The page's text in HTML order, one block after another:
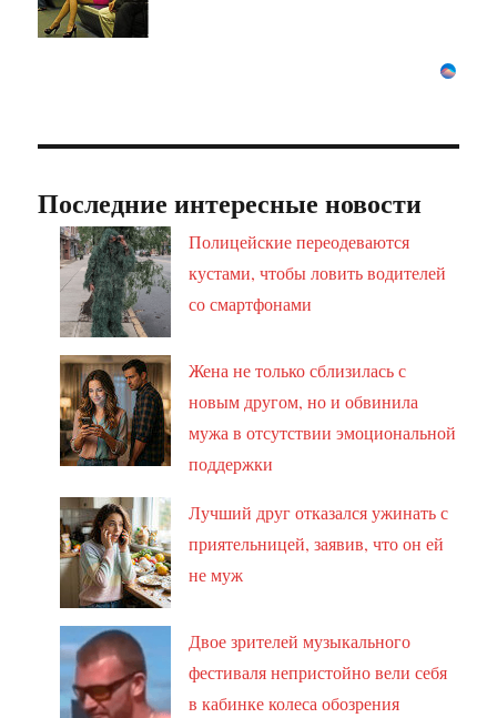
Последние интересные новости
Полицейские переодеваются
кустами, чтобы ловить водителей
со смартфонами
Жена не только сблизилась с
новым другом, но и обвинила
мужа в отсутствии эмоциональной
поддержки
Лучший друг отказался ужинать с
приятельницей, заявив, что он ей
не муж
Двое зрителей музыкального
фестиваля непристойно вели себя
в кабинке колеса обозрения